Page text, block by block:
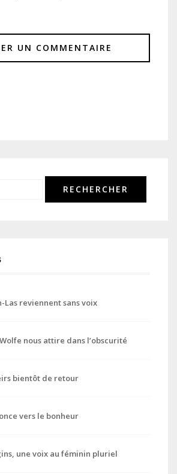
Las reviennent sans voix
nous attire dans l’obscurité
bientôt de retour
vers le bonheur
une voix au féminin pluriel